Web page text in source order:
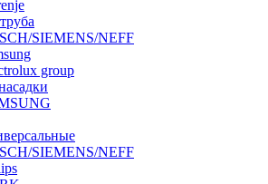
SIEMENS/NEFF
group
SIEMENS/NEFF